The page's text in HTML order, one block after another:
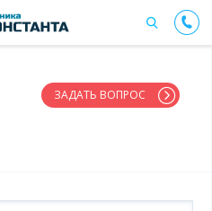
ЗАДАТЬ ВОПРОС